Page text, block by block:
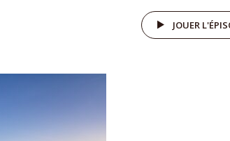
JOUER